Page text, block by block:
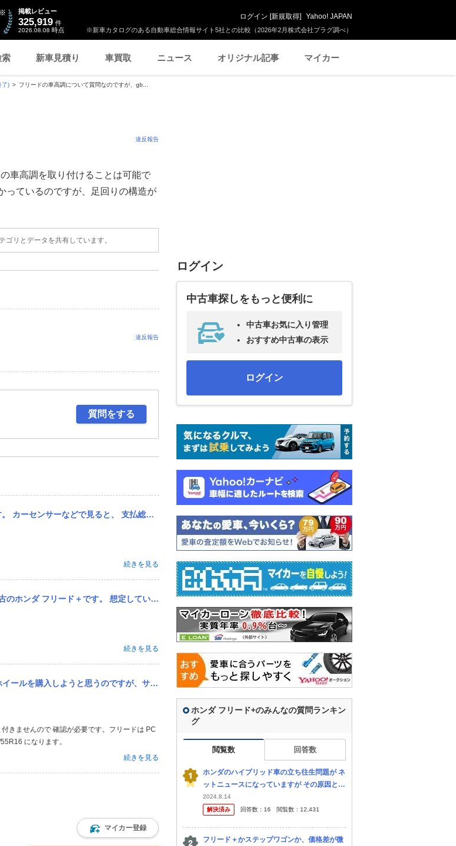
※新車カタログのある自動車総合情報サイト5社との比較（2026年2月株式会社プラグ調べ）
掲載レビュー
325,919 件
2026.08.08 時点
ログイン [新規取得] Yahoo! JAPAN
新車見積り 車買取 ニュース オリジナル記事 マイカー
了) フリードの車高調について質問なのですが、gb...
違反報告
車高調を取り付けることは可能で
っているのですが、足回りの構造が
ゴリとデータを共有しています。
違反報告
質問をする
諸費用15.4万円含む） 車両本体価格（税込）79.8万円 とあるのですが...
続きを見る
ーン返済：月3万円 ・駐車場代：月8,000円 ・32歳 ・ゴールド免許 ・...
続きを見る
6J、オフセット+46 は取り付け可能でしょうか？ ※carview!から投稿さ...
きませんので 確認が必要です。フリードは PC
になります。
続きを見る
マイカー登録
ログイン
中古車探しをもっと便利に
中古車お気に入り管理
おすすめ中古車の表示
ログイン
ホンダ フリード+のみんなの質問ランキン
グ
閲覧数 回答数
ホンダのハイブリッド車の立ち往生問題が ネ
ットニュースになっていますが その原因とし
て挙げられるのがホンダの1モーター・ハイ
ブリッドシステム「i-DCD」を搭載するモデ
2024.8.14
解決済み
回答数： 16 閲覧数： 12,431
フリード＋かステップワゴンか、価格差が微